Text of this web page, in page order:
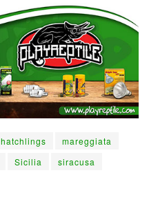
hatchlings
mareggiata
Sicilia
siracusa